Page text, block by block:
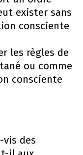
exister sans
consciente
les règles de
ou comme
consciente
vis des